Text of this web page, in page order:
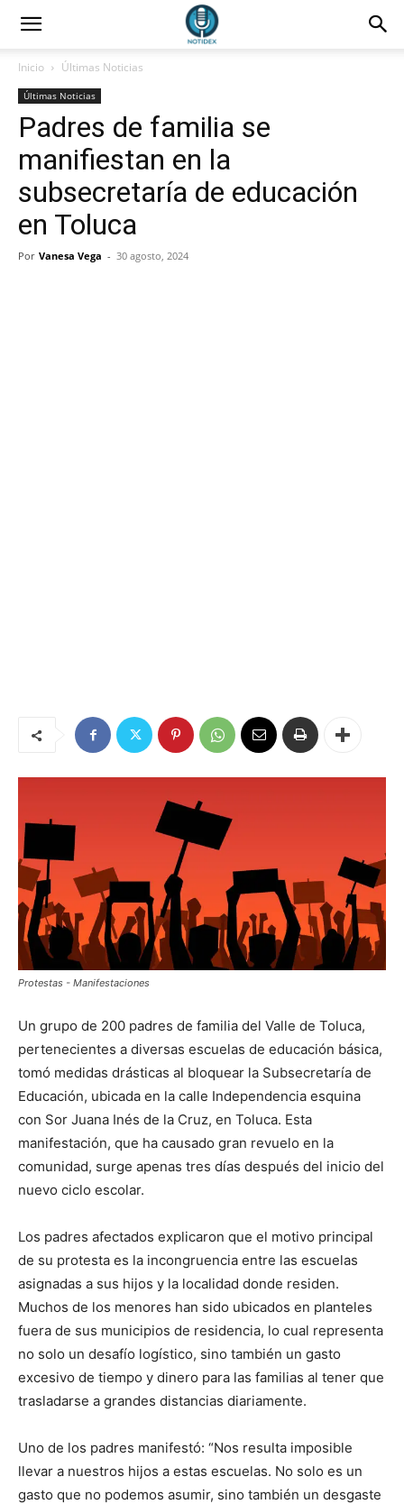
Inicio Últimas Noticias
Últimas Noticias
Padres de familia se
manifiestan en la
subsecretaría de educación
en Toluca
Por Vanesa Vega - 30 agosto, 2024
Protestas - Manifestaciones
Un grupo de 200 padres de familia del Valle de Toluca,
pertenecientes a diversas escuelas de educación básica,
tomó medidas drásticas al bloquear la Subsecretaría de
Educación, ubicada en la calle Independencia esquina
con Sor Juana Inés de la Cruz, en Toluca. Esta
manifestación, que ha causado gran revuelo en la
comunidad, surge apenas tres días después del inicio del
nuevo ciclo escolar.
Los padres afectados explicaron que el motivo principal
de su protesta es la incongruencia entre las escuelas
asignadas a sus hijos y la localidad donde residen.
Muchos de los menores han sido ubicados en planteles
fuera de sus municipios de residencia, lo cual representa
no solo un desafío logístico, sino también un gasto
excesivo de tiempo y dinero para las familias al tener que
trasladarse a grandes distancias diariamente.
Uno de los padres manifestó: “Nos resulta imposible
llevar a nuestros hijos a estas escuelas. No solo es un
gasto que no podemos asumir, sino también un desgaste